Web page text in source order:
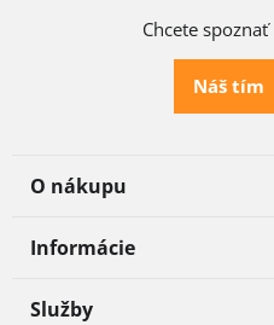
Chcete
Náš tím
O nákupu
Informácie
Služby